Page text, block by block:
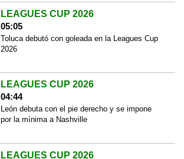
LEAGUES CUP 2026
05:05
Toluca debutó con goleada en la Leagues Cup
2026
LEAGUES CUP 2026
04:44
León debuta con el pie derecho y se impone
por la mínima a Nashville
LEAGUES CUP 2026